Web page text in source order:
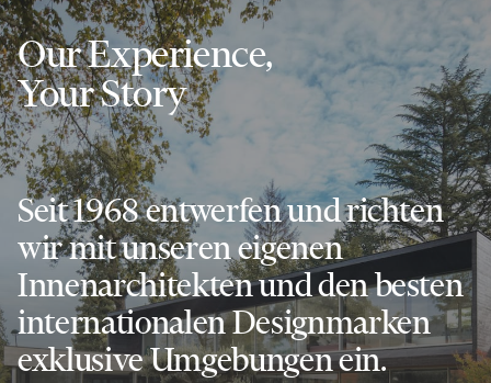
Our Experience,
Your Story
Seit 1968 entwerfen und richten
wir mit unseren eigenen
Innenarchitekten und den besten
internationalen Designmarken
exklusive Umgebungen ein.